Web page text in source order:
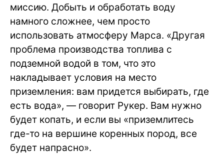
миссию. Добыть и обработать воду
намного сложнее, чем просто
использовать атмосферу Марса. «Другая
проблема производства топлива с
подземной водой в том, что это
накладывает условия на место
приземления: вам придется выбирать, где
есть вода», — говорит Рукер. Вам нужно
будет копать, и если вы «приземлитесь
где-то на вершине коренных пород, все
будет напрасно».